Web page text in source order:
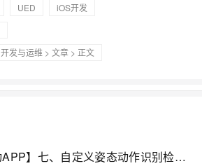
UED
iOS开发
开发与运维 > 文章 > 正文
【一步步开发AI运动APP】七、自定义姿态动作识别检测——之规则配置检测